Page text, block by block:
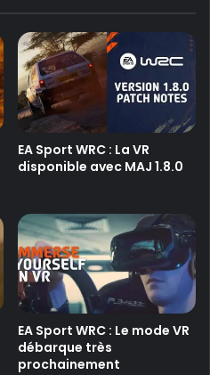
EA Sport WRC : La VR
disponible avec MAJ 1.8.0
EA Sport WRC : Le mode VR
débarque très
prochainement